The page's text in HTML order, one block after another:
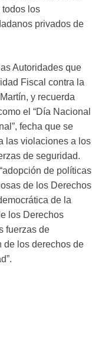
todos los
privados de
Autoridades que
Fiscal contra la
y recuerda
el “Día Nacional
fecha que se
las violaciones a los
de seguridad.
de políticas
de los Derechos
de la
los Derechos
fuerzas de
de los derechos de